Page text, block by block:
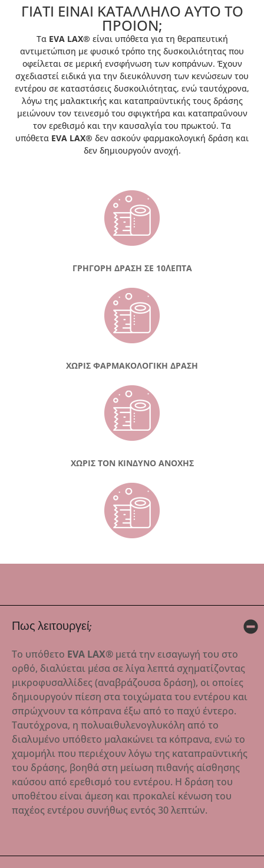
ΓΙΑΤΙ ΕΙΝΑΙ ΚΑΤΑΛΛΗΛΟ ΑΥΤΟ ΤΟ
ΠΡΟIΟΝ;
Τα EVA LAX® είναι υπόθετα για τη θεραπευτική
αντιμετώπιση με φυσικό τρόπο της δυσκοιλιότητας που
οφείλεται σε μερική ενσφήνωση των κοπράνων. Έχουν
σχεδιαστεί ειδικά για την διευκόλυνση των κενώσεων του
εντέρου σε καταστάσεις δυσκοιλιότητας, ενώ ταυτόχρονα,
λόγω της μαλακτικής και καταπραϋντικής τους δράσης
μειώνουν τον τεινεσμό του σφιγκτήρα και καταπραΰνουν
τον ερεθισμό και την καυσαλγία του πρωκτού. Τα
υπόθετα EVA LAX® δεν ασκούν φαρμακολογική δράση και
δεν δημιουργούν ανοχή.
ΓΡΗΓΟΡΗ ΔΡΑΣΗ ΣΕ 10΄ΛΕΠΤΑ
ΧΩΡΙΣ ΦΑΡΜΑΚΟΛΟΓΙΚΗ ΔΡΑΣΗ
ΧΩΡΙΣ ΤΟΝ ΚΙΝΔΥΝΟ ΑΝΟΧΗΣ
Πως λειτουργεί;
Το υπόθετο EVA LAX® μετά την εισαγωγή του στο
ορθό, διαλύεται μέσα σε λίγα λεπτά σχηματίζοντας
μικροφυσαλλίδες (αναβράζουσα δράση), οι οποίες
δημιουργούν πίεση στα τοιχώματα του εντέρου και
σπρώχνουν τα κόπρανα έξω από το παχύ έντερο.
Ταυτόχρονα, η πολυαιθυλενογλυκόλη από το
διαλυμένο υπόθετο μαλακώνει τα κόπρανα, ενώ το
χαμομήλι που περιέχουν λόγω της καταπραϋντικής
του δράσης, βοηθά στη μείωση πιθανής αίσθησης
καύσου από ερεθισμό του εντέρου. Η δράση του
υποθέτου είναι άμεση και προκαλεί κένωση του
παχέος εντέρου συνήθως εντός 30 λεπτών.